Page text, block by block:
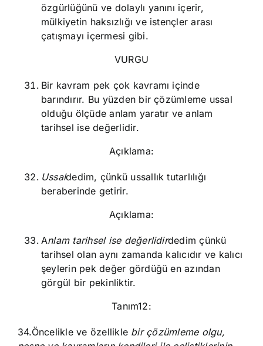
özgürlüğünü ve dolaylı yanını içerir,
mülkiyetin haksızlığı ve istençler arası
çatışmayı içermesi gibi.
VURGU
Bir kavram pek çok kavramı içinde
barındırır. Bu yüzden bir çözümleme ussal
olduğu ölçüde anlam yaratır ve anlam
tarihsel ise değerlidir.
Açıklama:
Ussaldedim, çünkü ussallık tutarlılığı
beraberinde getirir.
Açıklama:
Anlam tarihsel ise değerlidirdedim çünkü
tarihsel olan aynı zamanda kalıcıdır ve kalıcı
şeylerin pek değer gördüğü en azından
görgül bir pekinliktir.
Tanım12:
34.Öncelikle ve özellikle bir çözümleme olgu,